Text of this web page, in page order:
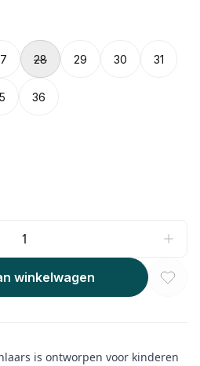
28 29 30 31
36
winkelwagen
is ontworpen voor kinderen